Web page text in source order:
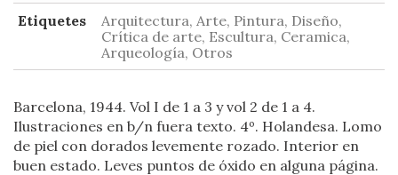
Etiquetes
Arquitectura, Arte, Pintura, Diseño,
Crítica de arte, Escultura, Ceramica,
Arqueología, Otros
Barcelona, 1944. Vol I de 1 a 3 y vol 2 de 1 a 4.
Ilustraciones en b/n fuera texto. 4º. Holandesa. Lomo
de piel con dorados levemente rozado. Interior en
buen estado. Leves puntos de óxido en alguna página.